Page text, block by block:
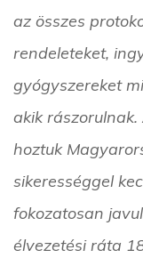
az összes
rendeleteket,
gyógyszereket
akik
hoztuk
sikerességgel
fokozatosan
élvezetési ráta